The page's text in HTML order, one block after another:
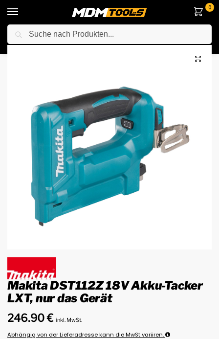
0
Startseite / Elektrowerkzeuge / Anderes Elektrowerkzeuge
Makita DST112Z 18V Akku-Tacker
LXT, nur das Gerät
246.90€ inkl. MwSt.
Abhängig von der Lieferadresse kann die MwSt variiren.